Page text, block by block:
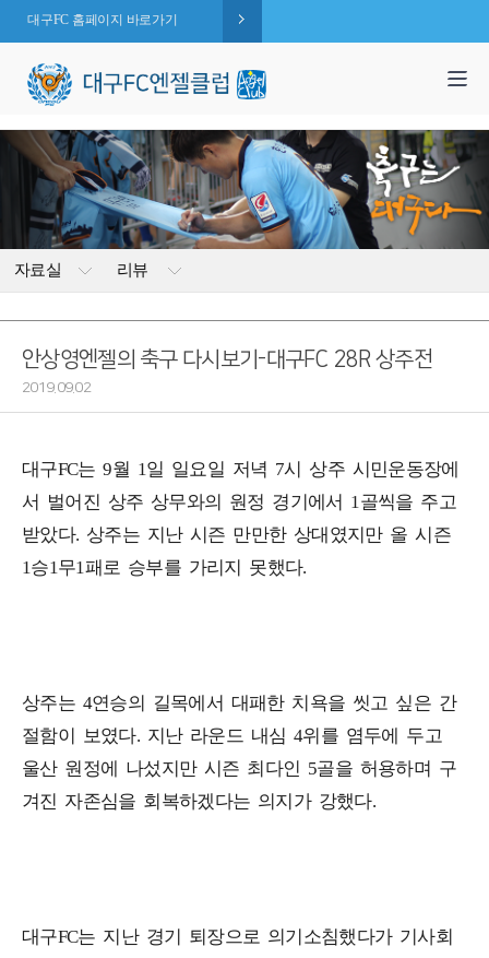
대구FC 홈페이지 바로가기
자료실 리뷰
안상영엔젤의 축구 다시보기-대구FC 28R 상주전
2019.09.02
대구FC는 9월 1일 일요일 저녁 7시 상주 시민운동장에
서 벌어진 상주 상무와의 원정 경기에서 1골씩을 주고
받았다. 상주는 지난 시즌 만만한 상대였지만 올 시즌
1승1무1패로 승부를 가리지 못했다.
상주는 4연승의 길목에서 대패한 치욕을 씻고 싶은 간
절함이 보였다. 지난 라운드 내심 4위를 염두에 두고
울산 원정에 나섰지만 시즌 최다인 5골을 허용하며 구
겨진 자존심을 회복하겠다는 의지가 강했다.
대구FC는 지난 경기 퇴장으로 의기소침했다가 기사회